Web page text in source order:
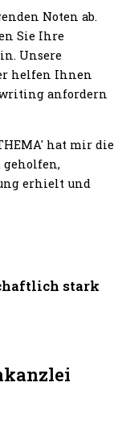
Noten ab.
Sie Ihre
Unsere
helfen Ihnen
anfordern
hat mir die
erhielt und
stark